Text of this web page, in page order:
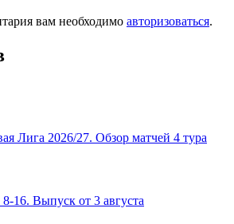
вам необходимо авторизоваться.
Лига 2026/27. Обзор матчей 4 тура
16. Выпуск от 3 августа